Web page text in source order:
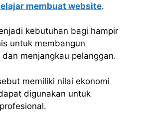
membuat website.
kebutuhan bagi hampir
untuk membangun
menjangkau pelanggan.
memiliki nilai ekonomi
digunakan untuk